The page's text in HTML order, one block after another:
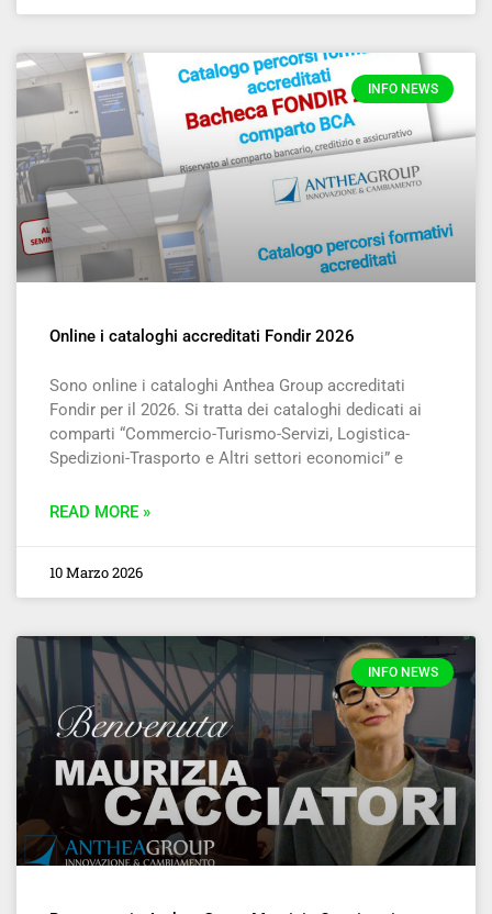
INFO NEWS
Online i cataloghi accreditati Fondir 2026
Sono online i cataloghi Anthea Group accreditati
Fondir per il 2026. Si tratta dei cataloghi dedicati ai
comparti “Commercio-Turismo-Servizi, Logistica-
Spedizioni-Trasporto e Altri settori economici” e
READ MORE »
10 Marzo 2026
INFO NEWS